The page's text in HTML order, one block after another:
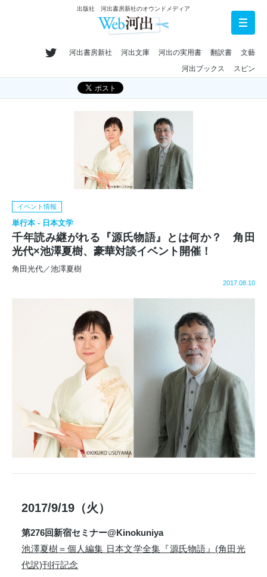
出版社 河出書房新社のオウンドメディア
河出書房新社 河出文庫 河出の実用書 翻訳書
文藝
河出ブックス
スピン
イベント情報
単行本 - 日本文学
千年読み継がれる『源氏物語』とは何か？ 角田
光代×池澤夏樹、豪華対談イベント開催！
角田光代／池澤夏樹
2017.08.10
2017/9/19（火）
第276回新宿セミナー@Kinokuniya
池澤夏樹＝個人編集 日本文学全集『源氏物語』(角田光
代訳)刊行記念